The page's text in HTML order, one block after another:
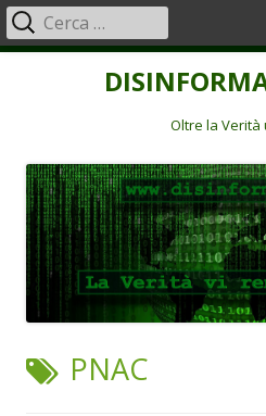
Oltre la Verità
Menu
principale
Ricerca
per:
TAG:
PNAC